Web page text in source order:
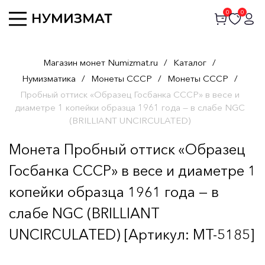
0 0
Магазин монет Numizmat.ru / Каталог /
Нумизматика / Монеты СССР / Монеты СССР /
Пробный оттиск «Образец Госбанка СССР» в весе и
диаметре 1 копейки образца 1961 года — в слабе NGC
(BRILLIANT UNCIRCULATED)
Монета Пробный оттиск «Образец
Госбанка СССР» в весе и диаметре 1
копейки образца 1961 года — в
слабе NGC (BRILLIANT
UNCIRCULATED) [Артикул: MT-5185]